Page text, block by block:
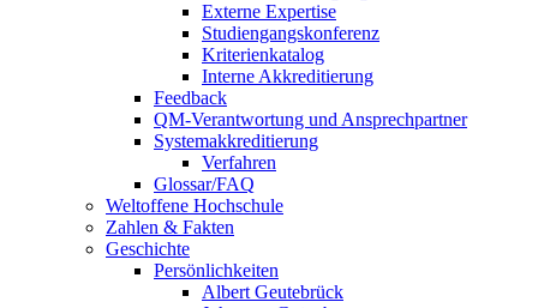
Externe Expertise
Studiengangskonferenz
Kriterienkatalog
Interne Akkreditierung
Feedback
QM-Verantwortung und Ansprechpartner
Systemakkreditierung
Verfahren
Glossar/FAQ
Weltoffene Hochschule
Zahlen & Fakten
Geschichte
Persönlichkeiten
Albert Geutebrück